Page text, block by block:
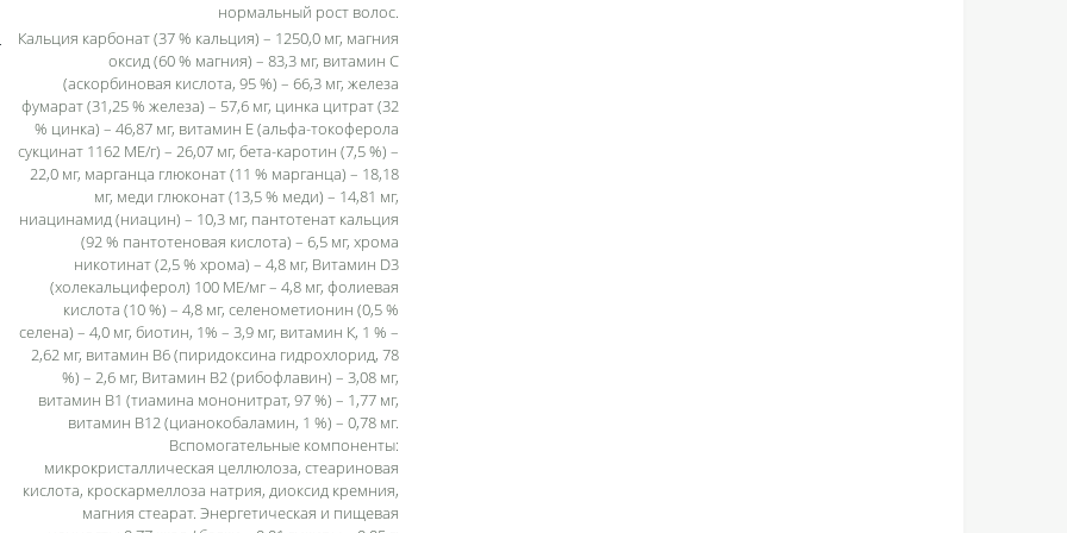
нормальный рост волос.
Кальция карбонат (37 % кальция) – 1250,0 мг, магния
оксид (60 % магния) – 83,3 мг, витамин С
(аскорбиновая кислота, 95 %) – 66,3 мг, железа
фумарат (31,25 % железа) – 57,6 мг, цинка цитрат (32
% цинка) – 46,87 мг, витамин Е (альфа-токоферола
сукцинат 1162 МЕ/г) – 26,07 мг, бета-каротин (7,5 %) –
22,0 мг, марганца глюконат (11 % марганца) – 18,18
мг, меди глюконат (13,5 % меди) – 14,81 мг,
ниацинамид (ниацин) – 10,3 мг, пантотенат кальция
(92 % пантотеновая кислота) – 6,5 мг, хрома
никотинат (2,5 % хрома) – 4,8 мг, Витамин D3
(холекальциферол) 100 ME/мг – 4,8 мг, фолиевая
кислота (10 %) – 4,8 мг, селенометионин (0,5 %
селена) – 4,0 мг, биотин, 1% – 3,9 мг, витамин К, 1 % –
2,62 мг, витамин В6 (пиридоксина гидрохлорид, 78
%) – 2,6 мг, Витамин B2 (рибофлавин) – 3,08 мг,
витамин В1 (тиамина мононитрат, 97 %) – 1,77 мг,
витамин В12 (цианокобаламин, 1 %) – 0,78 мг.
Вспомогательные компоненты:
микрокристаллическая целлюлоза, стеариновая
кислота, кроскармеллоза натрия, диоксид кремния,
магния стеарат. Энергетическая и пищевая